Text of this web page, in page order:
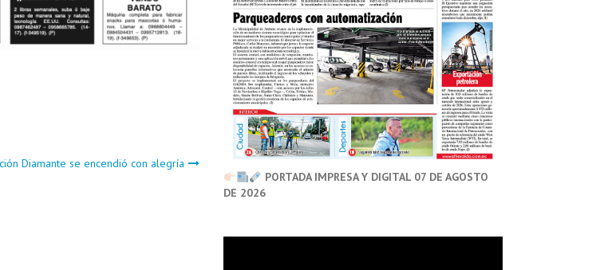
Diamante se encendió con alegría
PORTADA IMPRESA Y DIGITAL 07 DE AGOSTO
DE 2026